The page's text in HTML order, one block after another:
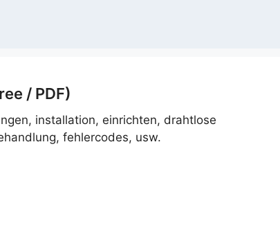
/ PDF)
installation, einrichten, drahtlose
fehlercodes, usw.